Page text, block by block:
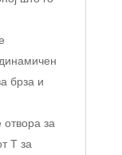
брза и
за
Т за